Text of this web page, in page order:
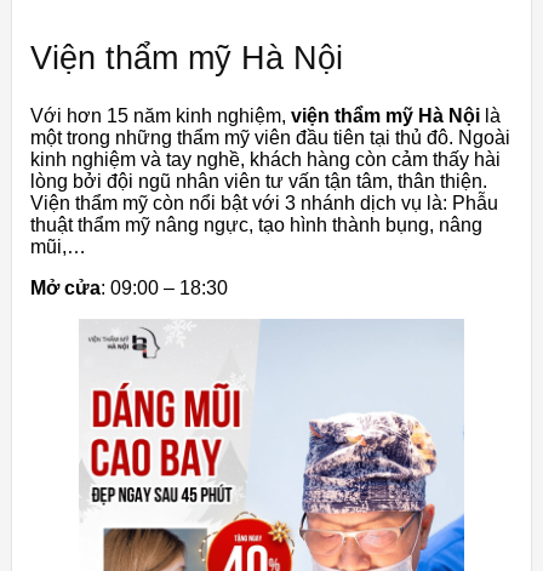
Viện thẩm mỹ Hà Nội
Với hơn 15 năm kinh nghiệm, viện thẩm mỹ Hà Nội là
một trong những thẩm mỹ viên đầu tiên tại thủ đô. Ngoài
kinh nghiệm và tay nghề, khách hàng còn cảm thấy hài
lòng bởi đội ngũ nhân viên tư vấn tận tâm, thân thiện.
Viện thẩm mỹ còn nổi bật với 3 nhánh dịch vụ là: Phẫu
thuật thẩm mỹ nâng ngực, tạo hình thành bụng, nâng
mũi,…
Mở cửa: 09:00 – 18:30